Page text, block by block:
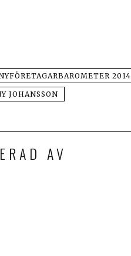
2014
JOHANSSON
AV